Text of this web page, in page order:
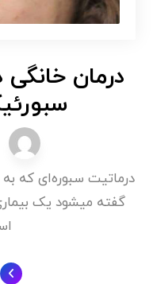
درمان
گفته میشود یک